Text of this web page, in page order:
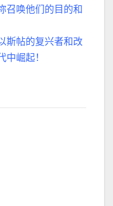
召唤他们的目的和
斯帖的复兴者和改
崛起！